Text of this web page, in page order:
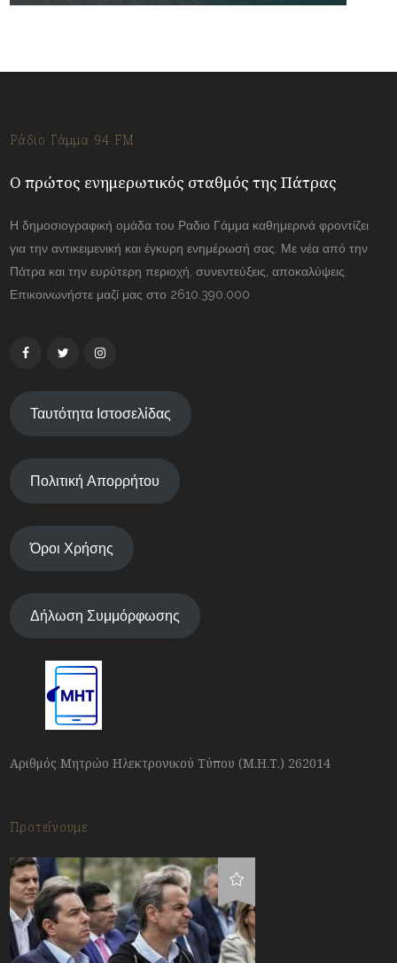
Ράδιο Γάμμα 94 FM
Ο πρώτος ενημερωτικός σταθμός της Πάτρας
Η δημοσιογραφική ομάδα του Ραδιο Γάμμα καθημερινά φροντίζει
για την αντικειμενική και έγκυρη ενημέρωσή σας. Με νέα από την
Πάτρα και την ευρύτερη περιοχή, συνεντεύξεις, αποκαλύψεις.
Επικοινωνήστε μαζί μας στο 2610.390.000
Ταυτότητα Ιστοσελίδας
Πολιτική Απορρήτου
Όροι Χρήσης
Δήλωση Συμμόρφωσης
Αριθμός Μητρώο Ηλεκτρονικού Τύπου (Μ.Η.Τ.) 262014
Προτείνουμε